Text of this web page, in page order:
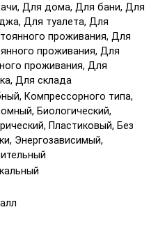
Для дома, Для бани, Для
Для туалета, Для
проживания, Для
проживания, Для
проживания, Для
Для склада
Компрессорного типа,
Биологический,
Пластиковый, Без
Энергозависимый,